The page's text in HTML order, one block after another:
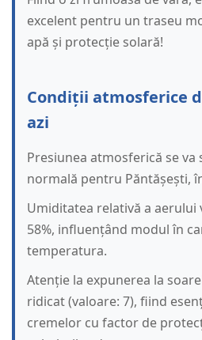
excelent pentru un traseu
apă și protecție solară!
Condiții atmosferice
azi
Presiunea atmosferică se va
normală pentru Păntășești,
Umiditatea relativă a aerului
58%, influențând modul în
temperatura.
Atenție la expunerea la
ridicat (valoare: 7), fiind
cremelor cu factor de